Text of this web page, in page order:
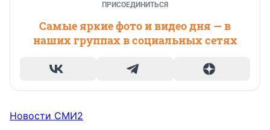
ПРИСОЕДИНИТЬСЯ
Самые яркие фото и видео дня — в
наших группах в социальных сетях
Новости СМИ2